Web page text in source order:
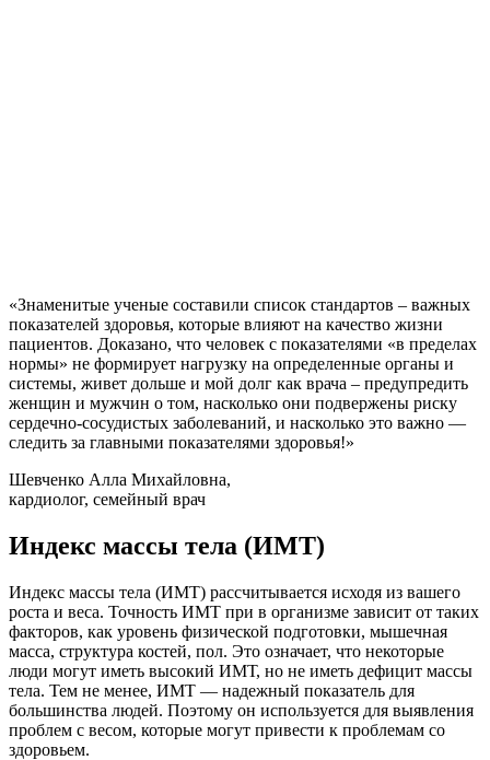
«Знаменитые ученые составили список стандартов – важных
показателей здоровья, которые влияют на качество жизни
пациентов. Доказано, что человек с показателями «в пределах
нормы» не формирует нагрузку на определенные органы и
системы, живет дольше и мой долг как врача – предупредить
женщин и мужчин о том, насколько они подвержены риску
сердечно-сосудистых заболеваний, и насколько это важно —
следить за главными показателями здоровья!»
Шевченко Алла Михайловна,
кардиолог, семейный врач
Индекс массы тела (ИМТ)
Индекс массы тела (ИМТ) рассчитывается исходя из вашего
роста и веса. Точность ИМТ при в организме зависит от таких
факторов, как уровень физической подготовки, мышечная
масса, структура костей, пол. Это означает, что некоторые
люди могут иметь высокий ИМТ, но не иметь дефицит массы
тела. Тем не менее, ИМТ — надежный показатель для
большинства людей. Поэтому он используется для выявления
проблем с весом, которые могут привести к проблемам со
здоровьем.